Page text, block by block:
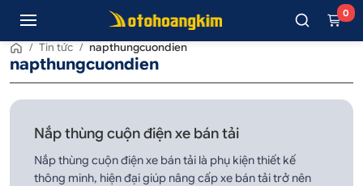
0
/ Tin tức / napthungcuondien
napthungcuondien
Nắp thùng cuộn điện xe bán tải
Nắp thùng cuộn điện xe bán tải là phụ kiện thiết kế
thông minh, hiện đại giúp nâng cấp xe bán tải trở nên